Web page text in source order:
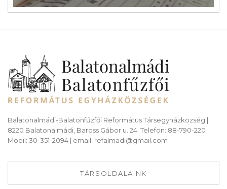
Balatonalmádi-Balatonfűzfői Református Társegyházközség |
8220 Balatonalmádi, Baross Gábor u. 24. Telefon: 88-790-220 |
Mobil: 30-351-2094 | email: refalmadi@gmail.com
TÁRSOLDALAINK